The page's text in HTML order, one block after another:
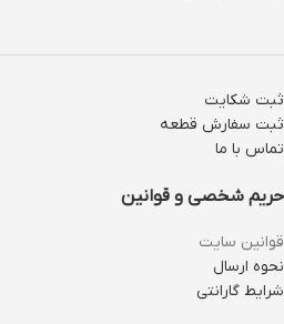
ثبت شکایت
ثبت سفارش قطعه
تماس با ما
حریم شخصی و قوانین
قوانین سایت
نحوه ارسال
شرایط گارانتی